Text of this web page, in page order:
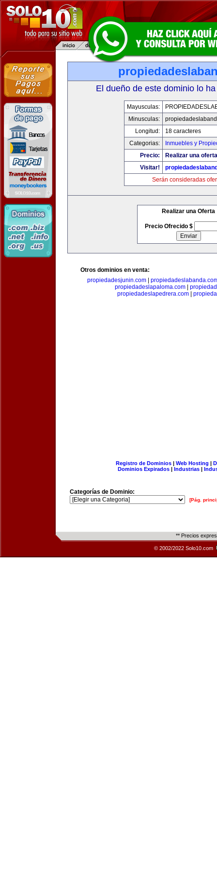
El dueño de este dominio lo
Mayusculas:
Minusculas:
Longitud:
18 caracteres
Categorias:
Inmuebles y
Precio:
Realizar una
Visitar!
Serán consideradas
Realizar una Oferta
Precio Ofrecido $
Otros dominios en venta:
propiedadesjunin.com
propiedadeslapaloma.com
propiedadeslapedrera.com|
Registro de Dominios| Web Hosting |
Dominios Expirados | Industrias |
Categorías de Dominio:
[Pág.
** Precios
© 2002/2022 Solo10.com